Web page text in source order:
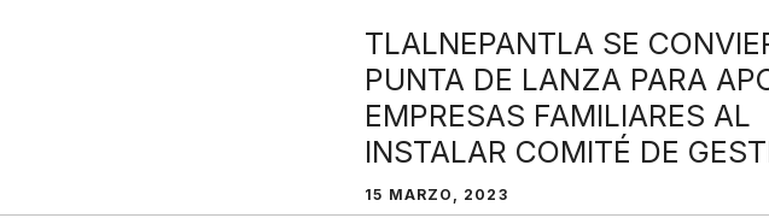
TLALNEPANTLA SE
PUNTA DE LANZA PARA
EMPRESAS FAMILIARES AL
INSTALAR COMITÉ DE
15 MARZO, 2023